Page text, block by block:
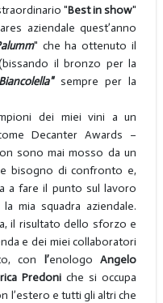
"Best in show"
aziendale quest’anno
" che ha ottenuto il
il bronzo per la
Biancolella"sempre per la
dei miei vini a un
Decanter Awards –
sono mai mosso da un
bisogno di confronto e,
a fare il punto sul lavoro
mia squadra aziendale.
il risultato dello sforzo e
e dei miei collaboratori
con l’enologo Angelo
Predoniche si occupa
l’estero e tutti gli altri che